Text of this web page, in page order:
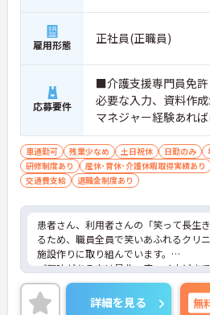
雇用形態 正社員(正職員)
応募要件
■介護支援専門員免
必要な入力、資料作
マネジャー経験あれ
車通勤可 残業少なめ 土日祝休 日勤のみ
研修制度あり
産休･育休･介護休暇取得実績あり
交通費支給
退職金制度あり
患者さん、利用者さんの「笑って長生
るため、職員全員で笑いあふれるクリ
施設作りに取り組んでいます。
ご興味がある方は是非一度マイナビま
せください。さらに詳細などお伝えし
詳細を見る 無